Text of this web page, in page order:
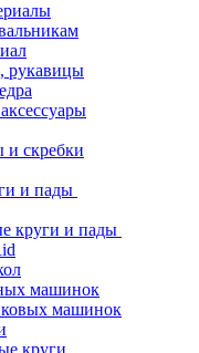
рукавицы
и скребки
и пады
круги и пады
машинок
машинок
круги